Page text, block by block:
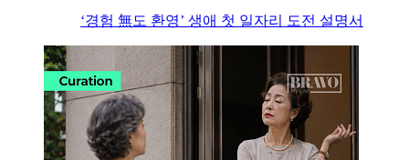
‘경험 無도 환영’ 생애 첫 일자리 도전 설명서